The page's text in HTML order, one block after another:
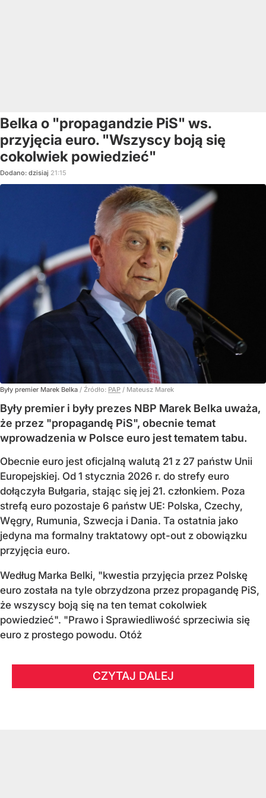
Belka o "propagandzie PiS" ws.
przyjęcia euro. "Wszyscy boją się
cokolwiek powiedzieć"
Dodano: dzisiaj 21:15
Były premier Marek Belka / Źródło: PAP / Mateusz Marek
Były premier i były prezes NBP Marek Belka uważa,
że przez "propagandę PiS", obecnie temat
wprowadzenia w Polsce euro jest tematem tabu.
Obecnie euro jest oficjalną walutą 21 z 27 państw Unii
Europejskiej. Od 1 stycznia 2026 r. do strefy euro
dołączyła Bułgaria, stając się jej 21. członkiem. Poza
strefą euro pozostaje 6 państw UE: Polska, Czechy,
Węgry, Rumunia, Szwecja i Dania. Ta ostatnia jako
jedyna ma formalny traktatowy opt-out z obowiązku
przyjęcia euro.
Według Marka Belki, "kwestia przyjęcia przez Polskę
euro została na tyle obrzydzona przez propagandę PiS,
że wszyscy boją się na ten temat cokolwiek
powiedzieć". "Prawo i Sprawiedliwość sprzeciwia się
euro z prostego powodu. Otóż
CZYTAJ DALEJ